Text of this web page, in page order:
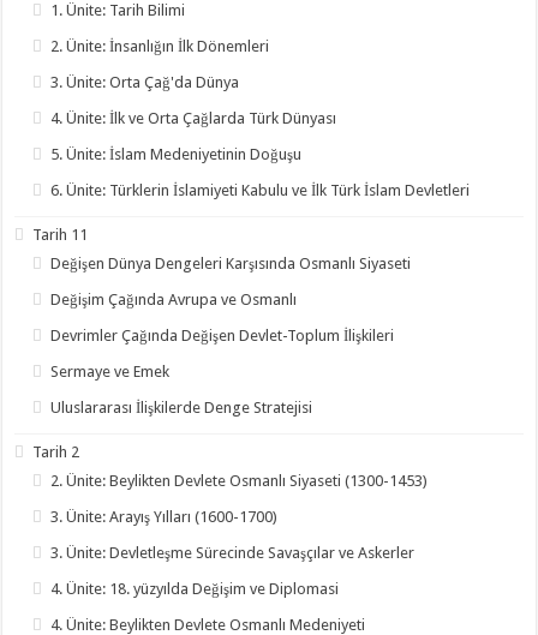
1. Ünite: Tarih Bilimi
2. Ünite: İnsanlığın İlk Dönemleri
3. Ünite: Orta Çağ'da Dünya
4. Ünite: İlk ve Orta Çağlarda Türk Dünyası
5. Ünite: İslam Medeniyetinin Doğuşu
6. Ünite: Türklerin İslamiyeti Kabulu ve İlk Türk İslam Devletleri
Tarih 11
Değişen Dünya Dengeleri Karşısında Osmanlı Siyaseti
Değişim Çağında Avrupa ve Osmanlı
Devrimler Çağında Değişen Devlet-Toplum İlişkileri
Sermaye ve Emek
Uluslararası İlişkilerde Denge Stratejisi
Tarih 2
2. Ünite: Beylikten Devlete Osmanlı Siyaseti (1300-1453)
3. Ünite: Arayış Yılları (1600-1700)
3. Ünite: Devletleşme Sürecinde Savaşçılar ve Askerler
4. Ünite: 18. yüzyılda Değişim ve Diplomasi
4. Ünite: Beylikten Devlete Osmanlı Medeniyeti